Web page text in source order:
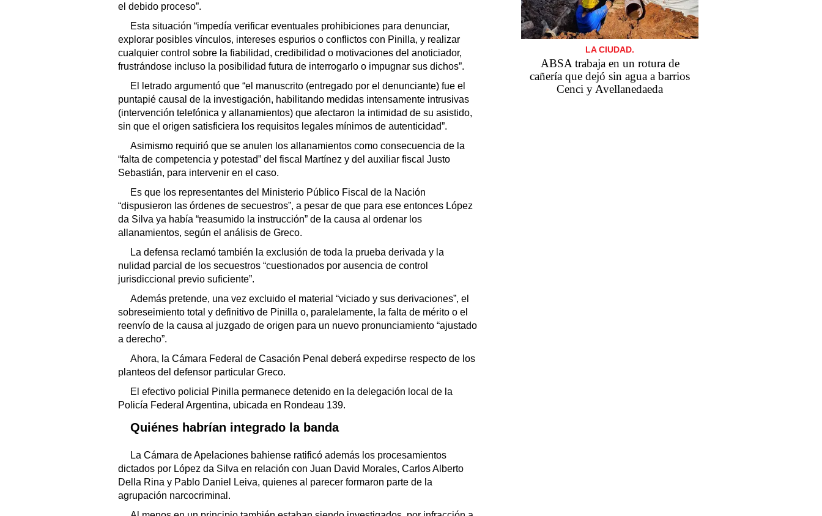
el debido proceso”.
Esta situación “impedía verificar eventuales prohibiciones para denunciar,
explorar posibles vínculos, intereses espurios o conflictos con Pinilla, y realizar
cualquier control sobre la fiabilidad, credibilidad o motivaciones del anoticiador,
frustrándose incluso la posibilidad futura de interrogarlo o impugnar sus dichos”.
El letrado argumentó que “el manuscrito (entregado por el denunciante) fue el
puntapié causal de la investigación, habilitando medidas intensamente intrusivas
(intervención telefónica y allanamientos) que afectaron la intimidad de su asistido,
sin que el origen satisficiera los requisitos legales mínimos de autenticidad”.
Asimismo requirió que se anulen los allanamientos como consecuencia de la
“falta de competencia y potestad” del fiscal Martínez y del auxiliar fiscal Justo
Sebastián, para intervenir en el caso.
Es que los representantes del Ministerio Público Fiscal de la Nación
“dispusieron las órdenes de secuestros”, a pesar de que para ese entonces López
da Silva ya había “reasumido la instrucción” de la causa al ordenar los
allanamientos, según el análisis de Greco.
La defensa reclamó también la exclusión de toda la prueba derivada y la
nulidad parcial de los secuestros “cuestionados por ausencia de control
jurisdiccional previo suficiente”.
Además pretende, una vez excluido el material “viciado y sus derivaciones”, el
sobreseimiento total y definitivo de Pinilla o, paralelamente, la falta de mérito o el
reenvío de la causa al juzgado de origen para un nuevo pronunciamiento “ajustado
a derecho”.
Ahora, la Cámara Federal de Casación Penal deberá expedirse respecto de los
planteos del defensor particular Greco.
El efectivo policial Pinilla permanece detenido en la delegación local de la
Policía Federal Argentina, ubicada en Rondeau 139.
Quiénes habrían integrado la banda
La Cámara de Apelaciones bahiense ratificó además los procesamientos
dictados por López da Silva en relación con Juan David Morales, Carlos Alberto
Della Rina y Pablo Daniel Leiva, quienes al parecer formaron parte de la
agrupación narcocriminal.
LA CIUDAD.
ABSA trabaja en un rotura de
cañería que dejó sin agua a barrios
Cenci y Avellanedaeda